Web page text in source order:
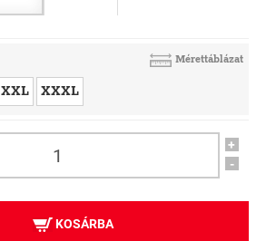
Mérettáblázat
XXL XXXL
+
-
KOSÁRBA